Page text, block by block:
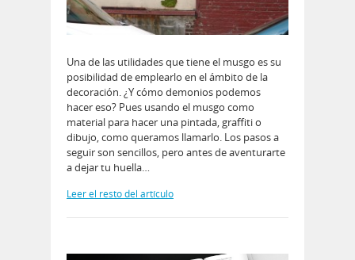
Una de las utilidades que tiene el musgo es su
posibilidad de emplearlo en el ámbito de la
decoración. ¿Y cómo demonios podemos
hacer eso? Pues usando el musgo como
material para hacer una pintada, graffiti o
dibujo, como queramos llamarlo. Los pasos a
seguir son sencillos, pero antes de aventurarte
a dejar tu huella…
Leer el resto del artículo